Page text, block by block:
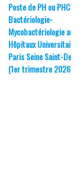
Poste de PH ou PHC en
Bactériologie-
Mycobactériologie aux
Hôpitaux Universitaires
Paris Seine Saint-Denis
(1er trimestre 2026)